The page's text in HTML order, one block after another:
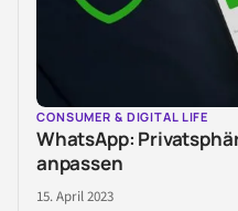
CONSUMER & DIGITAL LIFE
WhatsApp:
anpassen
15. April 2023